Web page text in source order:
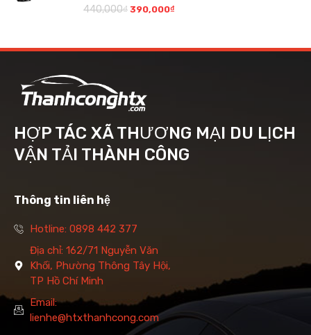
440,000₫ 390,000₫
HỢP TÁC XÃ THƯƠNG MẠI DU LỊCH
VẬN TẢI THÀNH CÔNG
Thông tin liên hệ
Hotline: 0898 442 377
Địa chỉ: 162/71 Nguyễn Văn
Khối, Phường Thông Tây Hội,
TP Hồ Chí Minh
Email:
lienhe@htxthanhcong.com